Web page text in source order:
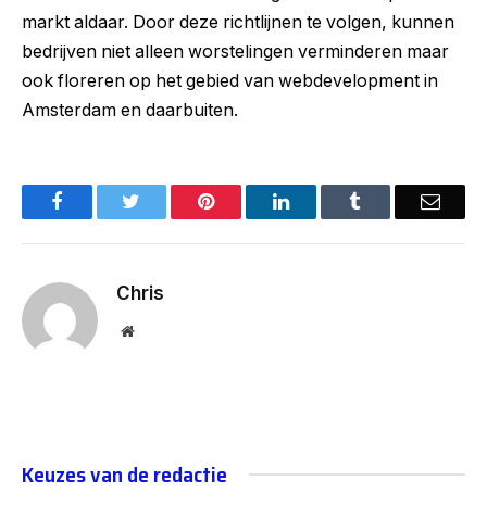
markt aldaar. Door deze richtlijnen te volgen, kunnen
bedrijven niet alleen worstelingen verminderen maar
ook floreren op het gebied van webdevelopment in
Amsterdam en daarbuiten.
Facebook Pinterest LinkedIn Email
Chris
Website
Keuzes van de redactie